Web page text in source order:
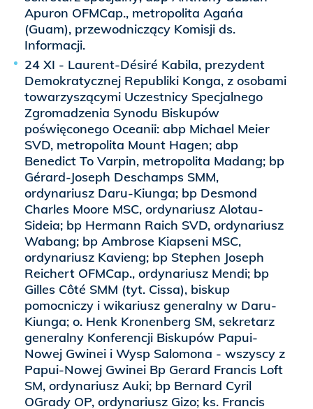
Apuron OFMCap., metropolita Agańa
(Guam), przewodniczący Komisji ds.
Informacji.
24 XI - Laurent-Désiré Kabila, prezydent
Demokratycznej Republiki Konga, z osobami
towarzyszącymi Uczestnicy Specjalnego
Zgromadzenia Synodu Biskupów
poświęconego Oceanii: abp Michael Meier
SVD, metropolita Mount Hagen; abp
Benedict To Varpin, metropolita Madang; bp
Gérard-Joseph Deschamps SMM,
ordynariusz Daru-Kiunga; bp Desmond
Charles Moore MSC, ordynariusz Alotau-
Sideia; bp Hermann Raich SVD, ordynariusz
Wabang; bp Ambrose Kiapseni MSC,
ordynariusz Kavieng; bp Stephen Joseph
Reichert OFMCap., ordynariusz Mendi; bp
Gilles Côté SMM (tyt. Cissa), biskup
pomocniczy i wikariusz generalny w Daru-
Kiunga; o. Henk Kronenberg SM, sekretarz
generalny Konferencji Biskupów Papui-
Nowej Gwinei i Wysp Salomona - wszyscy z
Papui-Nowej Gwinei Bp Gerard Francis Loft
SM, ordynariusz Auki; bp Bernard Cyril
OGrady OP, ordynariusz Gizo; ks. Francis